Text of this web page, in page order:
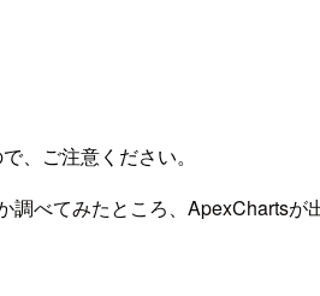
、ご注意ください。
べてみたところ、ApexCharts